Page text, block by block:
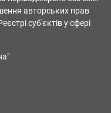
авторських прав
суб'єктів у сфері